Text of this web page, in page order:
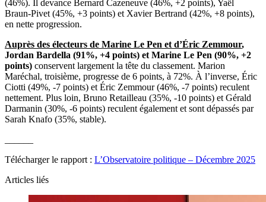
(46%). Il devance Bernard Cazeneuve (46%, +2 points), Yaël
Braun-Pivet (45%, +3 points) et Xavier Bertrand (42%, +8 points),
en nette progression.
Auprès des électeurs de Marine Le Pen et d’Éric Zemmour,
Jordan Bardella (91%, +4 points) et Marine Le Pen (90%, +2
points) conservent largement la tête du classement. Marion
Maréchal, troisième, progresse de 6 points, à 72%. À l’inverse, Éric
Ciotti (49%, -7 points) et Éric Zemmour (46%, -7 points) reculent
nettement. Plus loin, Bruno Retailleau (35%, -10 points) et Gérald
Darmanin (30%, -6 points) reculent également et sont dépassés par
Sarah Knafo (35%, stable).
Télécharger le rapport : L’Observatoire politique – Décembre 2025
Articles liés